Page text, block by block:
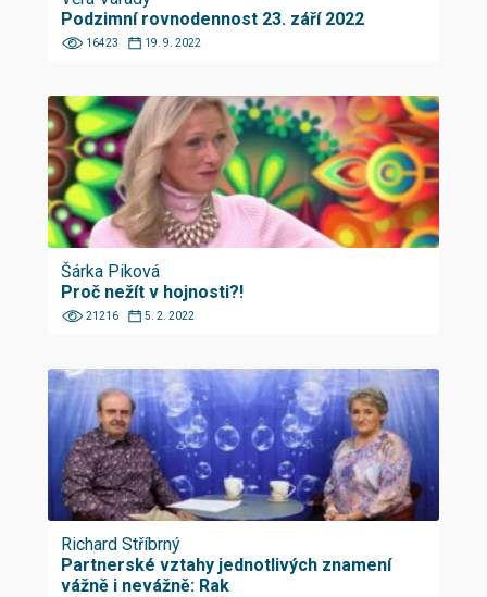
Podzimní rovnodennost 23. září 2022
16423 19. 9. 2022
Šárka Piková
Proč nežít v hojnosti?!
21216 5. 2. 2022
Richard Stříbrný
Partnerské vztahy jednotlivých znamení
vážně i nevážně: Rak